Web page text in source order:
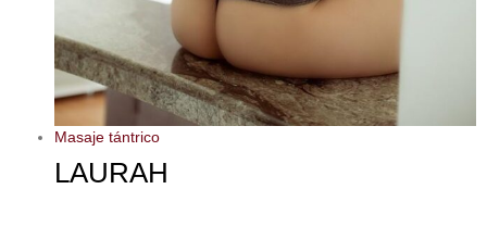
Masaje tántrico
LAURAH